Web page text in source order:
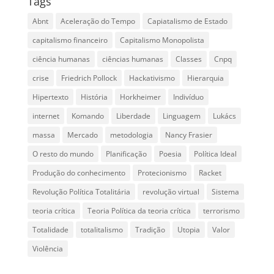
Abnt Aceleração do Tempo
Capiatalismo de Estado
capitalismo financeiro
Capitalismo Monopolista
ciência humanas
ciências humanas Classes
Cnpq
crise
Friedrich Pollock Hackativismo
Hierarquia
Hipertexto
História Horkheimer
Indivíduo
internet
Komando Liberdade Linguagem
Lukács
massa
Mercado metodologia
Nancy Frasier
O resto do mundo
Planificação Poesia
Política Ideal
Produção do conhecimento
Protecionismo
Racket
Revolução Política Totalitária
revolução virtual
Sistema
teoria crítica
Teoria Política da teoria crítica
terrorismo
Totalidade
totalitalismo Tradição Utopia
Valor
Violência